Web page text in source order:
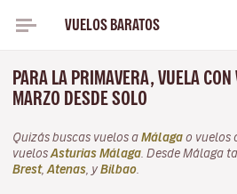
VUELOS BARATOS
PARA LA PRIMAVERA, VUELA CON
MARZO DESDE SOLO
Quizás buscas vuelos a Málaga o vuelos
vuelos Asturias Málaga . Desde Málaga
Brest, Atenas , y Bilbao